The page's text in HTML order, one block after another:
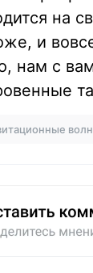
на
и
нам с